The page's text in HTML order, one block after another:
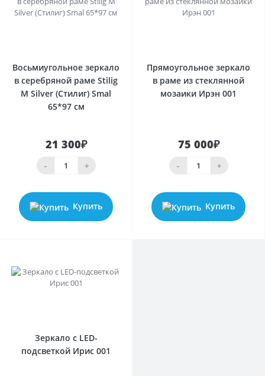
Восьмиугольное зеркало
в серебряной раме Stilig
M Silver (Стилиг) Smal
65*97 см
21 300₽
- +
Купить
Прямоугольное зеркало
в раме из стеклянной
мозаики Ирэн 001
75 000₽
- +
Купить
Зеркало с LED-
подсветкой Ирис 001